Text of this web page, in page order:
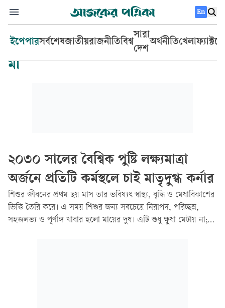
En
ইপেপারসর্বশেষজাতীয়রাজনীতিবিশ্ব
সারা
দেশ
অর্থনীতিখেলা
মা
২০৩০ সালের বৈশ্বিক পুষ্টি লক্ষ্যমাত্রা
অর্জনে প্রতিটি কর্মস্থলে চাই মাতৃদুগ্ধ কর্নার
শিশুর জীবনের প্রথম ছয় মাস তার ভবিষ্যৎ স্বাস্থ্য, বৃদ্ধি ও মেধাবিকাশের
ভিত্তি তৈরি করে। এ সময় শিশুর জন্য সবচেয়ে নিরাপদ, পরিচ্ছন্ন,
সহজলভ্য ও পূর্ণাঙ্গ খাবার হলো মায়ের দুধ। এটি শুধু ক্ষুধা মেটায় না;